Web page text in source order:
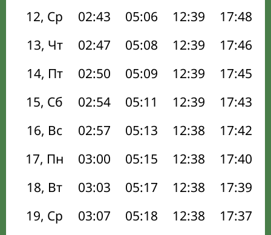
12, Ср
02:43 05:06 12:39 17:48
13, Чт
02:47 05:08 12:39 17:46
14, Пт
02:50 05:09 12:39 17:45
15, Сб
02:54 05:11 12:39 17:43
16, Вс
02:57 05:13 12:38 17:42
17, Пн
03:00 05:15 12:38 17:40
18, Вт
03:03 05:17 12:38 17:39
19, Ср
03:07 05:18 12:38 17:37